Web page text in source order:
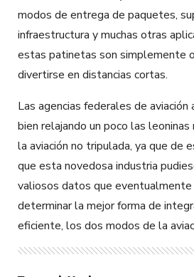
modos de entrega de paquetes,
infraestructura y muchas otras
estas patinetas son simplemente
divertirse en distancias cortas.
Las agencias federales de aviación
bien relajando un poco las
la aviación no tripulada, ya que de
que esta novedosa industria
valiosos datos que eventualmente
determinar la mejor forma de
eficiente, los dos modos de la